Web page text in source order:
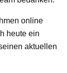
online
heute ein
aktuellen